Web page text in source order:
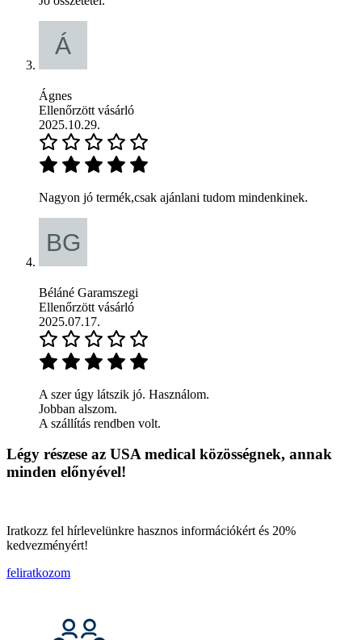
Ágnes
Ellenőrzött vásárló
2025.10.29.
Nagyon jó termék,csak ajánlani tudom mindenkinek.
Béláné Garamszegi
Ellenőrzött vásárló
2025.07.17.
A szer úgy látszik jó. Használom.
Jobban alszom.
A szállítás rendben volt.
Légy részese az USA medical közösségnek, annak
minden előnyével!
Iratkozz fel hírlevelünkre hasznos információkért és 20%
kedvezményért!
feliratkozom